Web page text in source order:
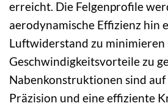
erreicht. Die Felgenprofile
aerodynamische Effizienz hin
Luftwiderstand zu minimieren
Geschwindigkeitsvorteile zu
Nabenkonstruktionen sind auf
Präzision und eine effiziente